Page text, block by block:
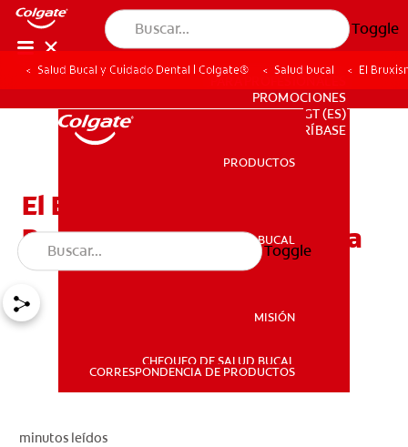
Toggle
SALUD BUCAL
PARA PROFESIONALES
PROMOCIONES
GT (ES)
SUSCRÍBASE
PRODUCTOS
SALUD BUCAL
MISIÓN
CHEQUEO DE SALUD BUCAL
CORRESPONDENCIA DE PRODUCTOS
Toggle
Salud Bucal y Cuidado Dental | Colgate® Salud bucal El
El Bruxismo Puede
Provocar Dolor De Cabeza
minutos leídos